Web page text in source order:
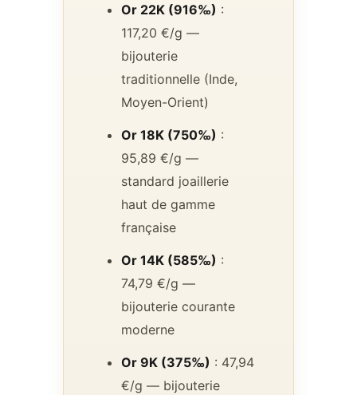
Or 22K (916‰) :
117,20 €/g —
bijouterie
traditionnelle (Inde,
Moyen-Orient)
Or 18K (750‰) :
95,89 €/g —
standard joaillerie
haut de gamme
française
Or 14K (585‰) :
74,79 €/g —
bijouterie courante
moderne
Or 9K (375‰) : 47,94
€/g — bijouterie